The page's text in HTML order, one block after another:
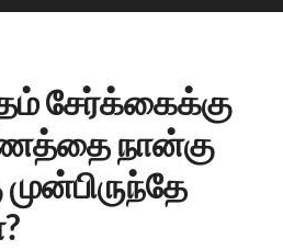
சேர்க்கைக்கு
நான்கு